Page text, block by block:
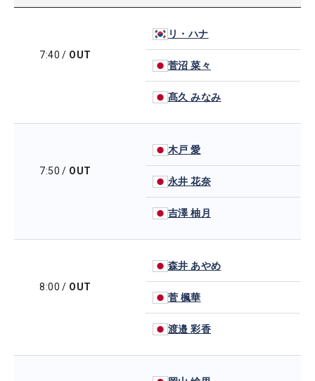
7:40 / OUT
リ・ハナ
菅沼 菜々
髙久 みなみ
7:50 / OUT
木戸 愛
永井 花奈
吉澤 柚月
8:00 / OUT
森井 あやめ
菅 楓華
渡邉 彩香